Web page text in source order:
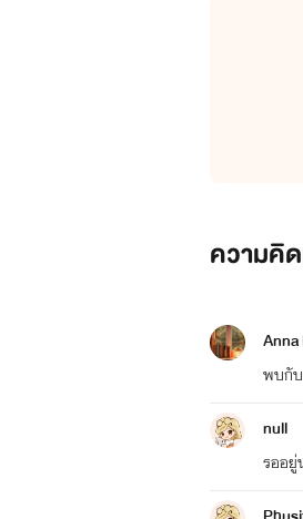
เทีย
ความคิ
พบกั
null
รออยู่